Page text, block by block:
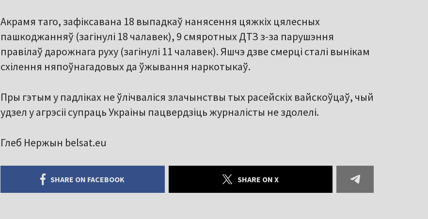
Акрамя таго, зафіксавана 18 выпадкаў нанясення цяжкіх цялесных
пашкоджанняў (загінулі 18 чалавек), 9 смяротных ДТЗ з-за парушэння
правілаў дарожнага руху (загінулі 11 чалавек). Яшчэ дзве смерці сталі вынікам
схілення няпоўнагадовых да ўжывання наркотыкаў.
Пры гэтым у падліках не ўлічваліся злачынствы тых расейскіх вайскоўцаў, чый
удзел у агрэсіі супраць Украіны пацвердзіць журналісты не здолелі.
Глеб Нержын belsat.eu
SHARE ON FACEBOOK SHARE ON X